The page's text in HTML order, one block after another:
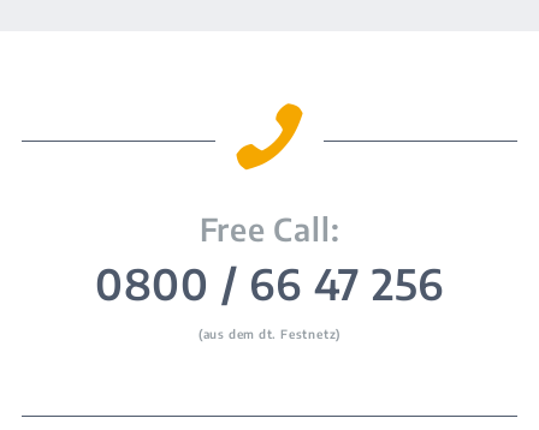

Free Call:
0800 / 66 47 256
(aus dem dt. Festnetz)